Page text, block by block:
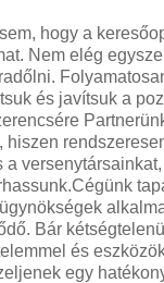
hogy a
Nem elég
és javítsuk a
hiszen
a
Bár
és
egy